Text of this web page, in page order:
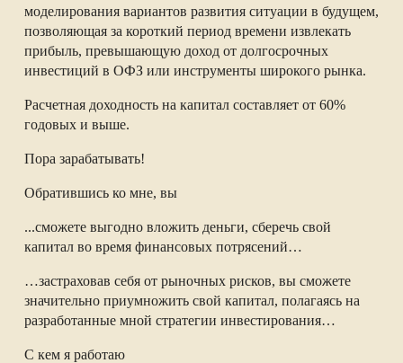
моделирования вариантов развития ситуации в будущем,
позволяющая за короткий период времени извлекать
прибыль, превышающую доход от долгосрочных
инвестиций в ОФЗ или инструменты широкого рынка.
Расчетная доходность на капитал составляет от 60%
годовых и выше.
Пора зарабатывать!
Обратившись ко мне, вы
...сможете выгодно вложить деньги, сберечь свой
капитал во время финансовых потрясений…
…застраховав себя от рыночных рисков, вы сможете
значительно приумножить свой капитал, полагаясь на
разработанные мной стратегии инвестирования…
С кем я работаю